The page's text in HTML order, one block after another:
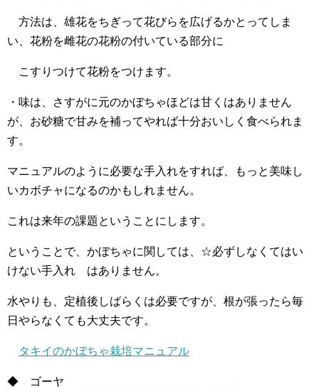
方法は、雄花をちぎって花びらを広げるかとってしま
い、花粉を雌花の花粉の付いている部分に
こすりつけて花粉をつけます。
・味は、さすがに元のかぼちゃほどは甘くはありません
が、お砂糖で甘みを補ってやれば十分おいしく食べられま
す。
マニュアルのように必要な手入れをすれば、もっと美味し
いカボチャになるのかもしれません。
これは来年の課題ということにします。
ということで、かぼちゃに関しては、☆必ずしなくてはい
けない手入れ はありません。
水やりも、定植後しばらくは必要ですが、根が張ったら毎
日やらなくても大丈夫です。
タキイのかぼちゃ栽培マニュアル
◆ ゴーヤ